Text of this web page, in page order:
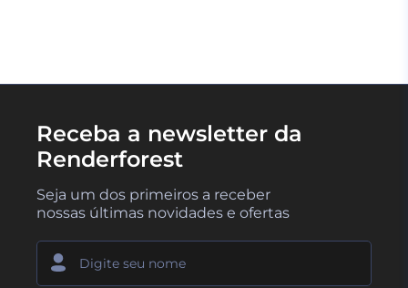
Receba a newsletter da
Renderforest
Seja um dos primeiros a receber
nossas últimas novidades e ofertas